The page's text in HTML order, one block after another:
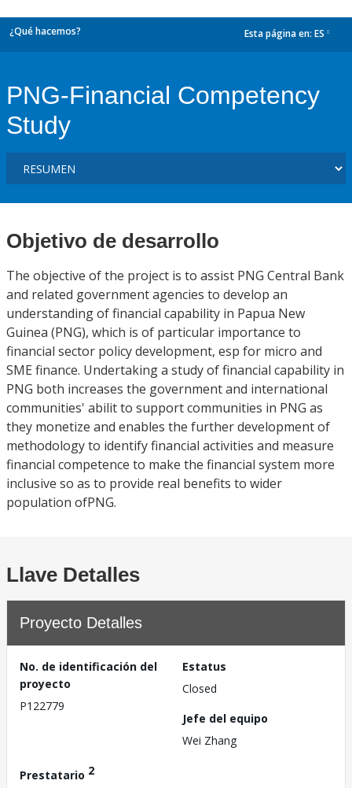
¿Qué hacemos? Esta página en: ES
PNG-Financial Competency
Study
Objetivo de desarrollo
The objective of the project is to assist PNG Central Bank
and related government agencies to develop an
understanding of financial capability in Papua New
Guinea (PNG), which is of particular importance to
financial sector policy development, esp for micro and
SME finance. Undertaking a study of financial capability in
PNG both increases the government and international
communities' abilit to support communities in PNG as
they monetize and enables the further development of
methodology to identify financial activities and measure
financial competence to make the financial system more
inclusive so as to provide real benefits to wider
population ofPNG.
Llave Detalles
Proyecto Detalles
No. de identificación del
proyecto
P122779
Estatus
Closed
Jefe del equipo
Wei Zhang
Prestatario 2